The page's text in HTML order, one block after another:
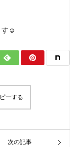
す☺︎
ーする
次の記事